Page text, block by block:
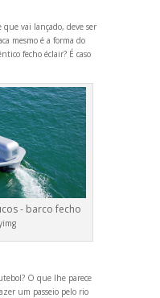
vai lançado, deve ser
mesmo é a forma do
fecho éclair? É caso
- barco fecho
O que lhe parece
um passeio pelo rio